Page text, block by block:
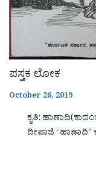
ಪಸ್ತಕ ಲೋಕ
October 26, 2019
ಕೃತಿ:
ದೀಪಾಜಿ “ಹಾಣಾದಿ‌‌‌‌”